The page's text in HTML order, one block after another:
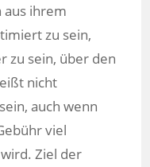
aus ihrem
zu sein,
zu sein, über den
nicht
auch wenn
viel
Ziel der